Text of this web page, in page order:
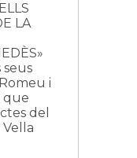
LA
seus
i
que
del
Vella